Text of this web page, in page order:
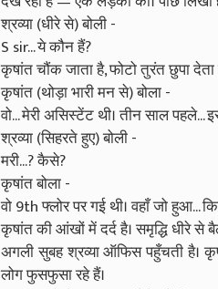
श्रव्या (धीरे से) बोली -
S sir... ये कौन हैं?
कृषांत चौंक जाता है, फोटो तुरंत छुपा देता
कृषांत (थोड़ा भारी मन से) बोला -
वो... मेरी असिस्टेंट थी। तीन साल पहले...
श्रव्या (सिहरते हुए) बोली -
मरी...? कैसे?
कृषांत बोला -
वो 9th फ्लोर पर गई थी। वहाँ जो हुआ...
कृषांत की आंखों में दर्द है। समृद्धि धीरे से
अगली सुबह श्रव्या ऑफिस पहुँचती है।
लोग फुसफुसा रहे हैं।